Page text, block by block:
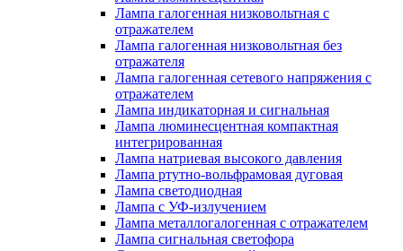
Лампа галогенная низковольтная с
отражателем
Лампа галогенная низковольтная без
отражателя
Лампа галогенная сетевого напряжения с
отражателем
Лампа индикаторная и сигнальная
Лампа люминесцентная компактная
интегрированная
Лампа натриевая высокого давления
Лампа ртутно-вольфрамовая дуговая
Лампа светодиодная
Лампа с УФ-излучением
Лампа металлогалогенная с отражателем
Лампа сигнальная светофора